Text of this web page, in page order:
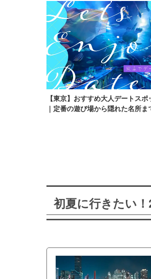
【東京】おすすめ大人デートス
｜定番の遊び場から隠れた名所ま
初夏に行きたい